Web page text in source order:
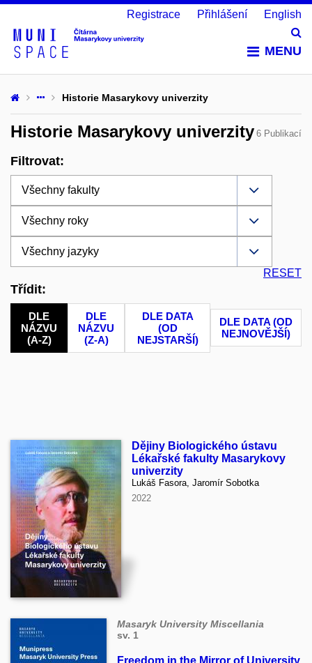
MENU
Registrace Přihlášení English
Historie Masarykovy univerzity
6 Publikací
Historie Masarykovy univerzity
Filtrovat:
RESET
Třídit:
DLE
NÁZVU
(A-Z)
DLE
NÁZVU
(Z-A)
DLE DATA
(OD
NEJSTARŠÍ)
DLE DATA (OD
NEJNOVĚJŠÍ)
Dějiny Biologického ústavu
Lékařské fakulty Masarykovy
univerzity
Lukáš Fasora, Jaromír Sobotka
2022
Masaryk University Miscellania
sv. 1